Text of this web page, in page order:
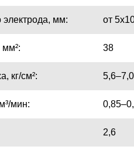
электрода, мм: от
мм²: 38
кг/см²: 5,6–7,0
мин:
2,6